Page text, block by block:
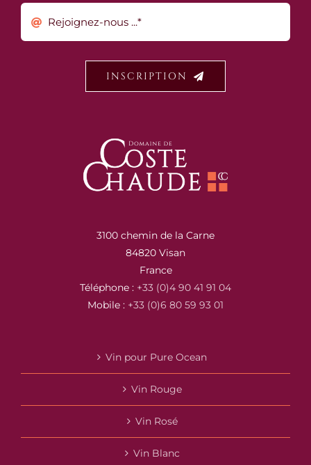
INSCRIPTION
3100 chemin de la Carne
84820 Visan
France
Téléphone : +33 (0)4 90 41 91 04
Mobile : +33 (0)6 80 59 93 01
Vin pour Pure Ocean
Vin Rouge
Vin Rosé
Vin Blanc